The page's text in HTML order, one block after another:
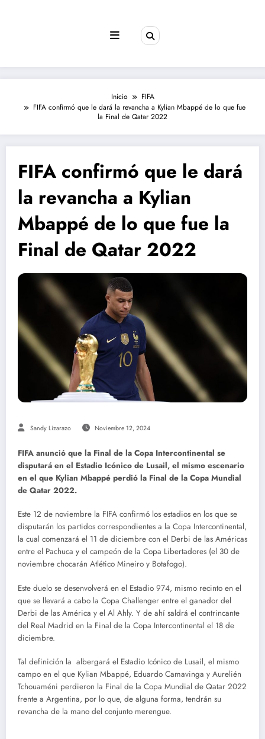
Inicio
FIFA
FIFA confirmó que le dará la revancha a Kylian Mbappé de lo que fue
la Final de Qatar 2022
FIFA confirmó que le dará
la revancha a Kylian
Mbappé de lo que fue la
Final de Qatar 2022
Sandy Lizarazo Noviembre 12, 2024
FIFA anunció que la Final de la Copa Intercontinental se
disputará en el Estadio Icónico de Lusail, el mismo escenario
en el que Kylian Mbappé perdió la Final de la Copa Mundial
de Qatar 2022.
Este 12 de noviembre la FIFA confirmó los estadios en los que se
disputarán los partidos correspondientes a la Copa Intercontinental,
la cual comenzará el 11 de diciembre con el Derbi de las Américas
entre el Pachuca y el campeón de la Copa Libertadores (el 30 de
noviembre chocarán Atlético Mineiro y Botafogo).
Este duelo se desenvolverá en el Estadio 974, mismo recinto en el
que se llevará a cabo la Copa Challenger entre el ganador del
Derbi de las América y el Al Ahly. Y de ahí saldrá el contrincante
del Real Madrid en la Final de la Copa Intercontinental el 18 de
diciembre.
Tal definición la albergará el Estadio Icónico de Lusail, el mismo
campo en el que Kylian Mbappé, Eduardo Camavinga y Aurelién
Tchouaméni perdieron la Final de la Copa Mundial de Qatar 2022
frente a Argentina, por lo que, de alguna forma, tendrán su
revancha de la mano del conjunto merengue.